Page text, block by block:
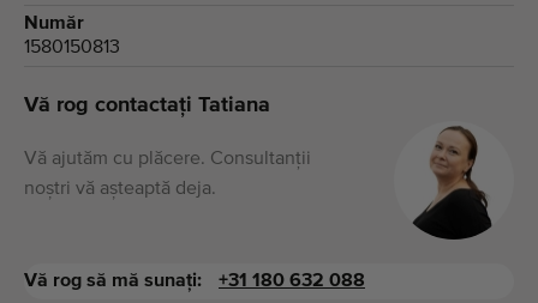
Număr
1580150813
Vă rog contactați Tatiana
Vă ajutăm cu plăcere. Consultanții
noștri vă așteaptă deja.
Vă rog să mă sunați: +31 180 632 088